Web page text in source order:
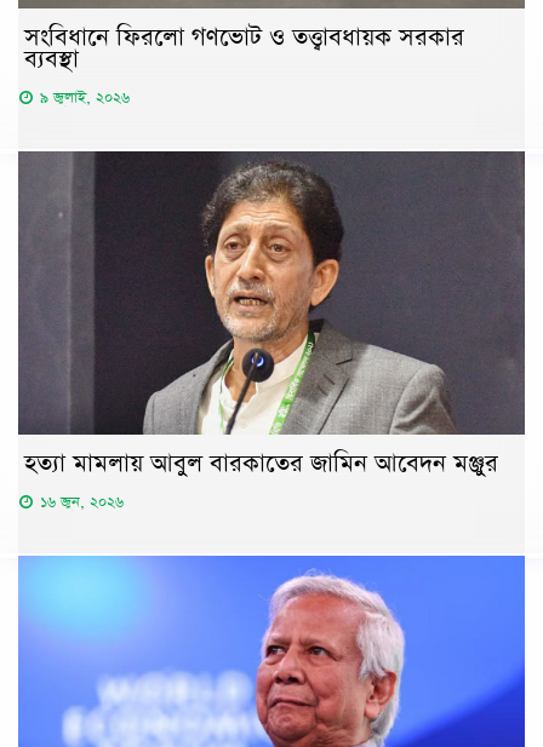
সংবিধানে ফিরলো গণভোট ও তত্ত্বাবধায়ক সরকার
ব্যবস্থা
৯ জুলাই, ২০২৬
হত্যা মামলায় আবুল বারকাতের জামিন আবেদন মঞ্জুর
১৬ জুন, ২০২৬